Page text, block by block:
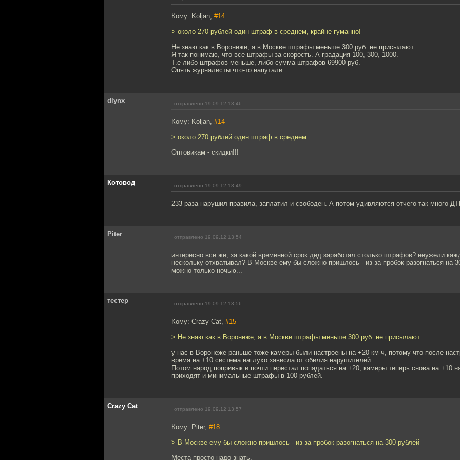
Кому: Koljan, #14
> около 270 рублей один штраф в среднем, крайне гуманно!
Не знаю как в Воронеже, а в Москве штрафы меньше 300 руб. не присылают.
Я так понимаю, что все штрафы за скорость. А градация 100, 300, 1000.
Т.е либо штрафов меньше, либо сумма штрафов 69900 руб.
Опять журналисты что-то напутали.
dlynx отправлено 19.09.12 13:46
Кому: Koljan, #14
> около 270 рублей один штраф в среднем
Оптовикам - скидки!!!
Котовод отправлено 19.09.12 13:49
233 раза нарушил правила, заплатил и свободен. А потом удивляются отчего так много
Piter отправлено 19.09.12 13:54
интересно все же, за какой временной срок дед заработал столько штрафов? неужели
нескольку отхватывал? В Москве ему бы сложно пришлось - из-за пробок разогнаться на
можно только ночью...
тестер отправлено 19.09.12 13:56
Кому: Crazy Cat, #15
> Не знаю как в Воронеже, а в Москве штрафы меньше 300 руб. не присылают.
у нас в Воронеже раньше тоже камеры были настроены на +20 км-ч, потому что после
время на +10 система наглухо зависла от обилия нарушителей.
Потом народ попривык и почти перестал попадаться на +20, камеры теперь снова на +10
приходят и минимальные штрафы в 100 рублей.
Crazy Cat отправлено 19.09.12 13:57
Кому: Piter, #18
> В Москве ему бы сложно пришлось - из-за пробок разогнаться на 300 рублей
Места просто надо знать.